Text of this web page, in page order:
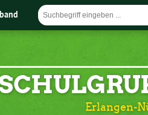
Erlangen-